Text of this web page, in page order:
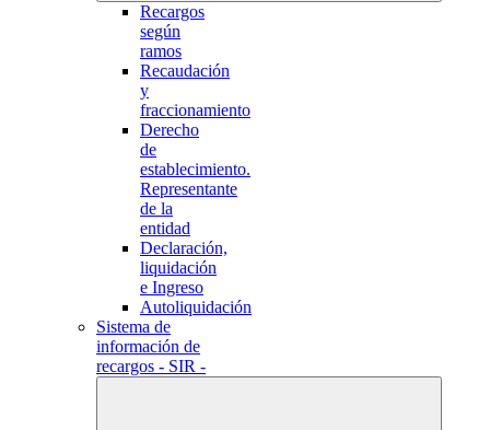
Recargos
según
ramos
Recaudación
y
fraccionamiento
Derecho
de
establecimiento.
Representante
de la
entidad
Declaración,
liquidación
e Ingreso
Autoliquidación
Sistema de
información de
recargos - SIR -